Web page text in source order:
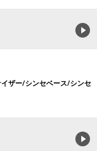
ザー/シンセベース/シンセ